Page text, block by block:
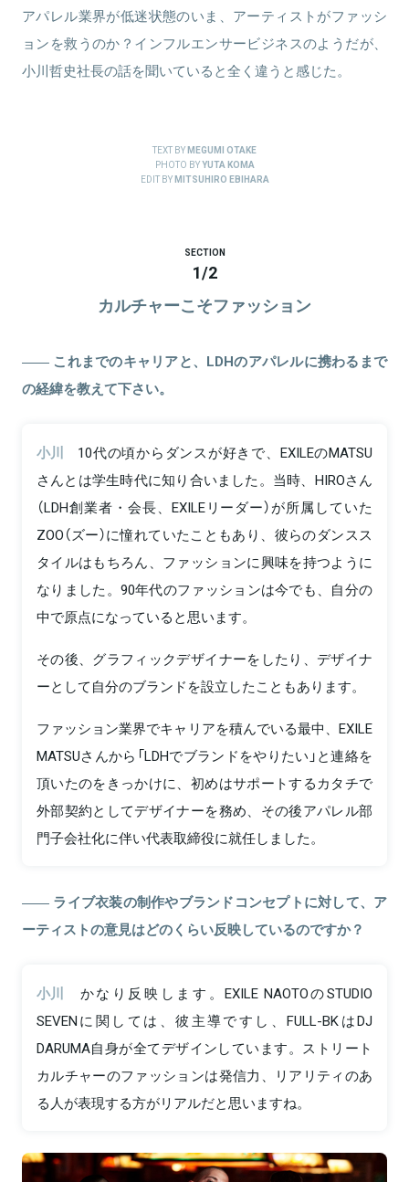
アパレル業界が低迷状態のいま、アーティストがファッシ
ョンを救うのか？インフルエンサービジネスのようだが、
小川哲史社長の話を聞いていると全く違うと感じた。
TEXT BYMEGUMI OTAKE
PHOTO BYYUTA KOMA
EDIT BYMITSUHIRO EBIHARA
SECTION
1/2
カルチャーこそファッション
これまでのキャリアと、LDHのアパレルに携わるまで
の経緯を教えて下さい。
小川
10代の頃からダンスが好きで、EXILEのMATSU
さんとは学生時代に知り合いました。当時、HIROさん
（LDH創業者・会長、EXILEリーダー）が所属していた
ZOO（ズー）に憧れていたこともあり、彼らのダンスス
タイルはもちろん、ファッションに興味を持つように
なりました。90年代のファッションは今でも、自分の
中で原点になっていると思います。
その後、グラフィックデザイナーをしたり、デザイナ
ーとして自分のブランドを設立したこともあります。
ファッション業界でキャリアを積んでいる最中、EXILE
MATSUさんから「LDHでブランドをやりたい」と連絡を
頂いたのをきっかけに、初めはサポートするカタチで
外部契約としてデザイナーを務め、その後アパレル部
門子会社化に伴い代表取締役に就任しました。
ライブ衣装の制作やブランドコンセプトに対して、ア
ーティストの意見はどのくらい反映しているのですか？
小川
かなり反映します。EXILE NAOTOのSTUDIO
SEVENに関しては、彼主導ですし、FULL-BKはDJ
DARUMA自身が全てデザインしています。ストリート
カルチャーのファッションは発信力、リアリティのあ
る人が表現する方がリアルだと思いますね。